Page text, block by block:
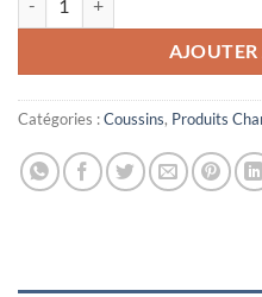
Catégories :Coussins, Produits